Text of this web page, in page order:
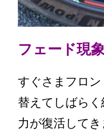
フェード現象
すぐさまフロ
替えてしばら
力が復活してき